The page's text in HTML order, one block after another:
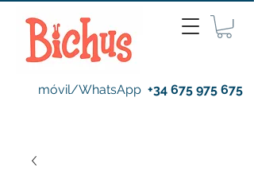
móvil/WhatsApp +34 675 975 675